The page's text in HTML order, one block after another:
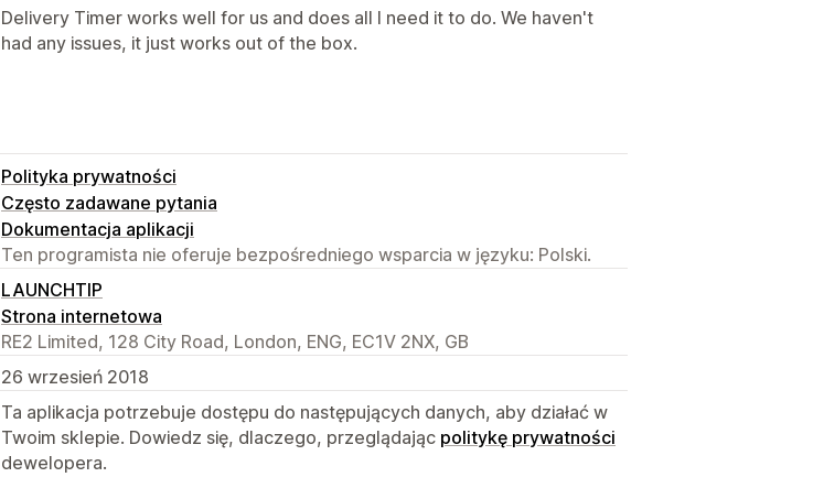
Delivery Timer works well for us and does all I need it to do. We haven't
had any issues, it just works out of the box.
Polityka prywatności
Często zadawane pytania
Dokumentacja aplikacji
Ten programista nie oferuje bezpośredniego wsparcia w języku: Polski.
LAUNCHTIP
Strona internetowa
RE2 Limited, 128 City Road, London, ENG, EC1V 2NX, GB
26 wrzesień 2018
Ta aplikacja potrzebuje dostępu do następujących danych, aby działać w
Twoim sklepie. Dowiedz się, dlaczego, przeglądając politykę prywatności
dewelopera.